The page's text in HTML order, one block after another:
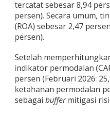
tercatat sebesar 8,94
persen). Secara umum,
(ROA) sebesar 2,47
persen).
Setelah
indikator permodalan
persen (Februari 2026:
ketahanan permodalan
sebagai buffermitigasi